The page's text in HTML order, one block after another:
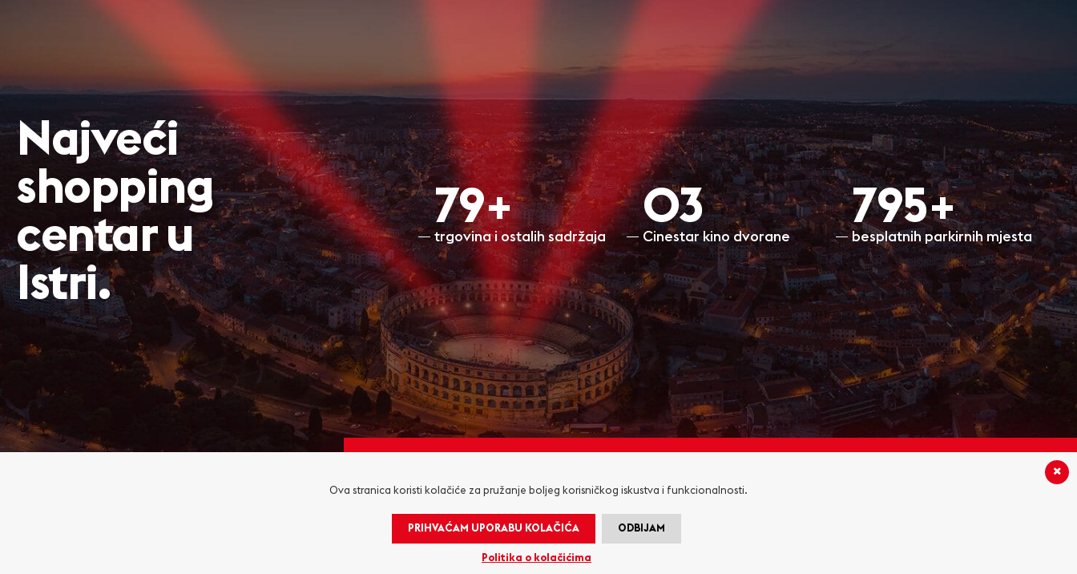
Najveći
shopping
centar u
Istri.
80+
trgovina i ostalih sadržaja
O3
Cinestar kino dvorane
799+
besplatnih parkirnih mjesta
Ova stranica koristi kolačiće za pružanje boljeg korisničkog iskustva i funkcionalnosti.
PRIHVAĆAM UPORABU KOLAČIĆA ODBIJAM
Politika o kolačićima